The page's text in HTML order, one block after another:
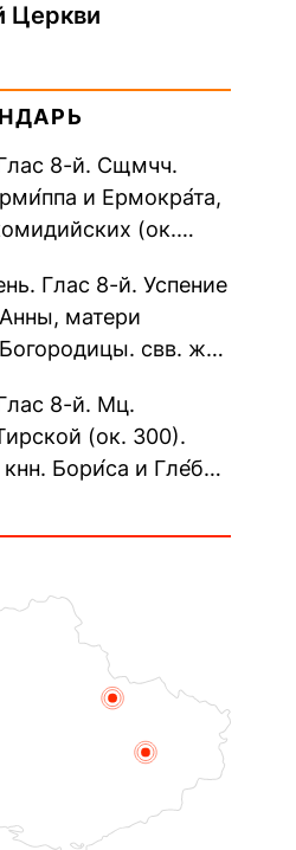
Церкви
8-й. Сщмчч.
и Ермокра́та,
(ок.
в Ближних
Глас 8-й. Успение
матери
свв. жен
девы,...
8-й. Мц.
(ок. 300).
Бори́са и Гле́ба,
Прп....